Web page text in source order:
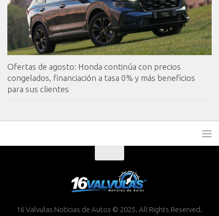
Ofertas de agosto: Honda continúa con precios
congelados, financiación a tasa 0% y más beneficios
para sus clientes
16 Valvulas Noticias de Autos © 2025. All Rights Reserved.